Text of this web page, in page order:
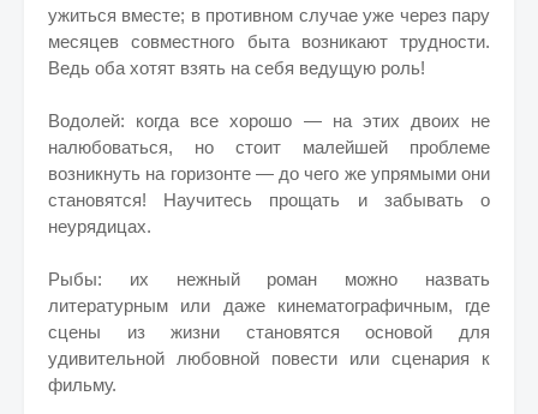
ужиться вместе; в противном случае уже через пару
месяцев совместного быта возникают трудности.
Ведь оба хотят взять на себя ведущую роль!
Водолей: когда все хорошо — на этих двоих не
налюбоваться, но стоит малейшей проблеме
возникнуть на горизонте — до чего же упрямыми они
становятся! Научитесь прощать и забывать о
неурядицах.
Рыбы: их нежный роман можно назвать
литературным или даже кинематографичным, где
сцены из жизни становятся основой для
удивительной любовной повести или сценария к
фильму.